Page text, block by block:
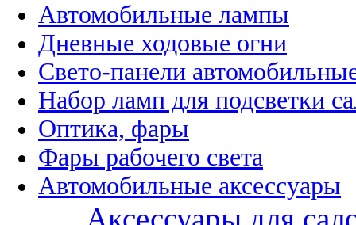
Автомобильные лампы
Дневные ходовые огни
Свето-панели
Набор ламп для подсветки
Оптика, фары
Фары рабочего света
Автомобильные аксессуары